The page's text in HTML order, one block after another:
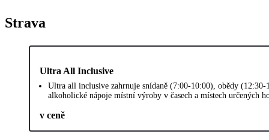
Strava
Ultra All Inclusive
Ultra all inclusive zahrnuje snídaně (7:00-10:00), obědy
alkoholické nápoje místní výroby v časech a místech určených
v ceně